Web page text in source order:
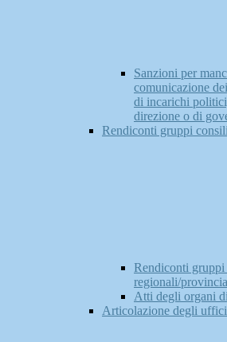
Sanzioni per
comunicazione
di incarichi
direzione o di
Rendiconti gruppi
Rendiconti
regionali/
Atti degli organi
Articolazione degli uffici